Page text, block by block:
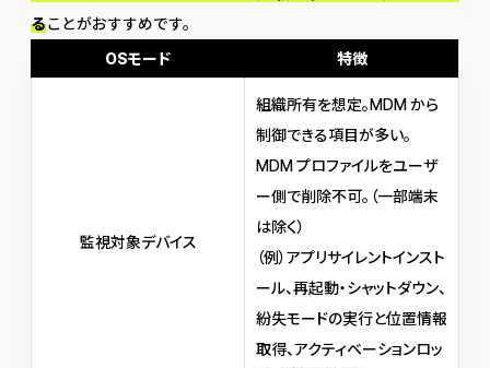
ることがおすすめです。
OSモード
特徴
監視対象デバイス
組織所有を想定。MDM から
制御できる項目が多い。
MDM プロファイルをユーザ
ー側で削除不可。（一部端末
は除く）
（例）アプリサイレントインスト
ール、再起動・シャットダウン、
紛失モードの実行と位置情報
取得、アクティベーションロッ